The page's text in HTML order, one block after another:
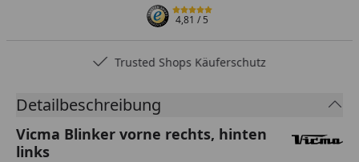
4,81/ 5
Trusted Shops Käuferschutz
Detailbeschreibung
Vicma Blinker vorne rechts, hinten
links